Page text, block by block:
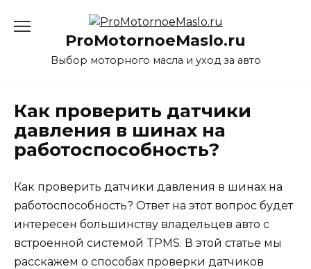
содержаниюProMotornoeMaslo.ru
Выбор моторного масла и уход за авто
Как проверить датчики
давления в шинах на
работоспособность?
Как проверить датчики давления в шинах на
работоспособность? Ответ на этот вопрос будет
интересен большинству владельцев авто с
встроенной системой TPMS. В этой статье мы
расскажем о способах проверки датчиков